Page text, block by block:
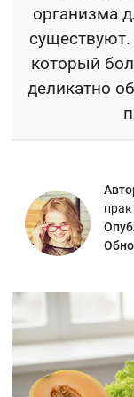
организма
который
деликатно